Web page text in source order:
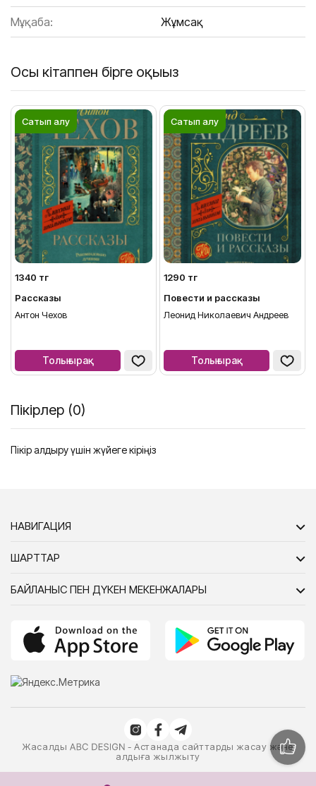
Мұқаба: Жұмсақ
Осы кітаппен бірге оқыңыз
Сатып алу
1340 тг
Рассказы
Антон Чехов
Толығырақ
Сатып алу
1290 тг
Повести и рассказы
Леонид Николаевич Андреев
Толығырақ
Пікірлер (0)
Пікір қалдыру үшін жүйеге кіріңіз
НАВИГАЦИЯ
ШАРТТАР
БАЙЛАНЫС ПЕН ДҮКЕН МЕКЕНЖАЛАРЫ
Жасалды
- Астанада сайттарды жасау және
алдыға жылжыту